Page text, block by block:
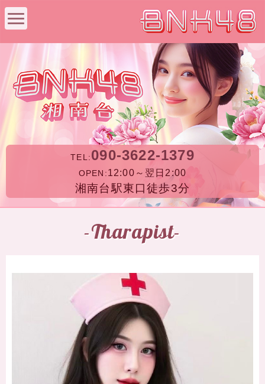
TEL: 090-3622-1379
OPEN: 12:00～翌日2:00
湘南台駅東口徒歩3分
-Tharapist-